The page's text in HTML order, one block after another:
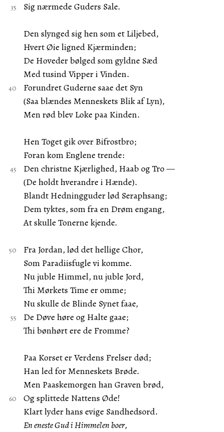
Sig nærmede Guders Sale.
Den slynged sig hen som et Liljebed,
Hvert Øie ligned Kjærminden;
De Hoveder bølged som gyldne Sæd
Med tusind Vipper i Vinden.
Forundret Guderne saae det Syn
(Saa blændes Menneskets Blik af Lyn),
Men rød blev Loke paa Kinden.
Hen Toget gik over Bifrostbro;
Foran kom Englene trende:
Den christne Kjærlighed, Haab og Tro —
(De holdt hverandre i Hænde).
Blandt Hedningguder lød Seraphsang;
Dem tyktes, som fra en Drøm engang,
At skulle Tonerne kjende.
Fra Jordan, lød det hellige Chor,
Som Paradiisfugle vi komme.
Nu juble Himmel, nu juble Jord,
Thi Mørkets Time er omme;
Nu skulle de Blinde Synet faae,
De Døve høre og Halte gaae;
Thi bønhørt ere de Fromme?
Paa Korset er Verdens Frelser død;
Han led for Menneskets Brøde.
Men Paaskemorgen han Graven brød,
Og splittede Nattens Øde!
Klart lyder hans evige Sandhedsord.
En eneste Gud i Himmelen boer,